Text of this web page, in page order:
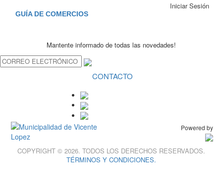
GUÍA DE COMERCIOS
Iniciar Sesión
Mantente informado de todas las novedades!
CONTACTO
Powered by
COPYRIGHT © 2026. TODOS LOS DERECHOS RESERVADOS.
TÉRMINOS Y CONDICIONES.